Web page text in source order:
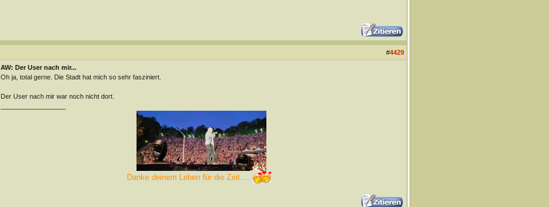
#4429
AW: Der User nach mir...
Oh ja, total gerne. Die Stadt hat mich so sehr fasziniert.
Der User nach mir war noch nicht dort.
Danke deinem Leben für die Zeit....